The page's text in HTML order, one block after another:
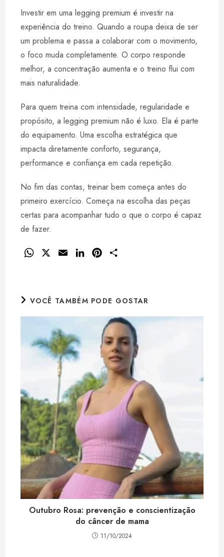
Investir em uma legging premium é investir na
experiência do treino. Quando a roupa deixa de ser
um problema e passa a colaborar com o movimento,
o foco muda completamente. O corpo responde
melhor, a concentração aumenta e o treino flui com
mais naturalidade.
Para quem treina com intensidade, regularidade e
propósito, a legging premium não é luxo. Ela é parte
do equipamento. Uma escolha estratégica que
impacta diretamente conforto, segurança,
performance e confiança em cada repetição.
No fim das contas, treinar bem começa antes do
primeiro exercício. Começa na escolha das peças
certas para acompanhar tudo o que o corpo é capaz
de fazer.
W
s
A
p
l
e
d
e
r
e
s
t
e
VOCÊ TAMBÉM PODE GOSTAR
Outubro Rosa: prevenção e conscientização
do câncer de mama
11/10/2024